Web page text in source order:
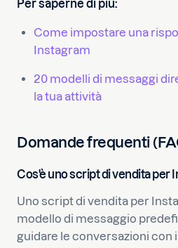
Per saperne di più:
Come impostare una
Instagram
20 modelli di messaggi
la tua attività
Domande frequenti
Cos'è uno script di vendita per
Uno script di vendita per
modello di messaggio
guidare le conversazioni con